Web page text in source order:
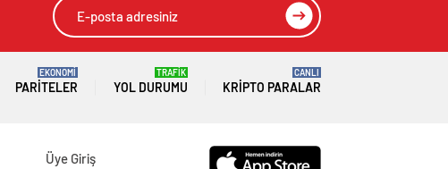
PARITELER
EKONOMİ
YOL DURUMU
TRAFİK
KRIPTO PARALAR
CANLI
Üye Giriş